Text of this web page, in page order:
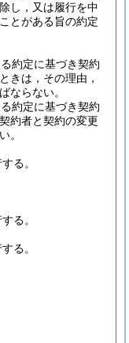
し，又は履行を中
とがある旨の約定
約定に基づき契約
きは，その理由，
ならない。
約定に基づき契約
約者と契約の変更
。
る。
る。
る。